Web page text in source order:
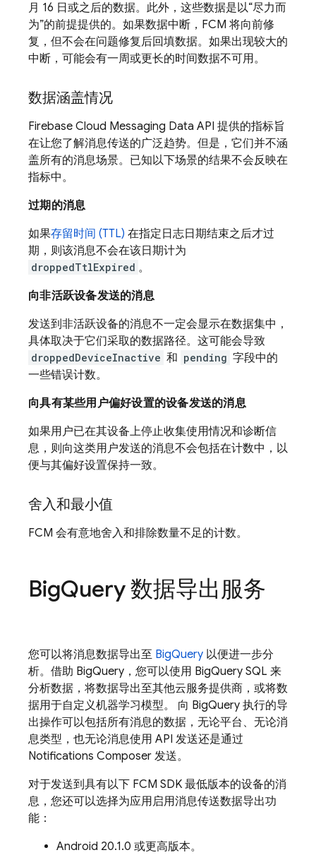
月 16 日或之后的数据。此外，这些数据是以“尽力而
为”的前提提供的。如果数据中断，FCM 将向前修
复，但不会在问题修复后回填数据。如果出现较大的
中断，可能会有一周或更长的时间数据不可用。
数据涵盖情况
Firebase Cloud Messaging Data API 提供的指标旨
在让您了解消息传送的广泛趋势。但是，它们并不涵
盖所有的消息场景。已知以下场景的结果不会反映在
指标中。
过期的消息
如果存留时间 (TTL) 在指定日志日期结束之后才过
期，则该消息不会在该日期计为
droppedTtlExpired 。
向非活跃设备发送的消息
发送到非活跃设备的消息不一定会显示在数据集中，
具体取决于它们采取的数据路径。这可能会导致
droppedDeviceInactive 和 pending 字段中的
一些错误计数。
向具有某些用户偏好设置的设备发送的消息
如果用户已在其设备上停止收集使用情况和诊断信
息，则向这类用户发送的消息不会包括在计数中，以
便与其偏好设置保持一致。
舍入和最小值
FCM 会有意地舍入和排除数量不足的计数。
BigQuery 数据导出服务
您可以将消息数据导出至 BigQuery 以便进一步分
析。借助 BigQuery，您可以使用 BigQuery SQL 来
分析数据，将数据导出至其他云服务提供商，或将数
据用于自定义机器学习模型。 向 BigQuery 执行的导
出操作可以包括所有消息的数据，无论平台、无论消
息类型，也无论消息使用 API 发送还是通过
Notifications Composer 发送。
对于发送到具有以下 FCM SDK 最低版本的设备的消
息，您还可以选择为应用启用消息传送数据导出功
能：
Android 20.1.0 或更高版本。